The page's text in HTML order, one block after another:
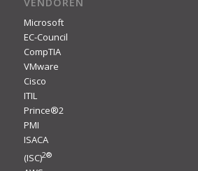
Microsoft
EC-Council
CompTIA
VMware
Cisco
ITIL
Prince®2
PMI
ISACA
(ISC)2®